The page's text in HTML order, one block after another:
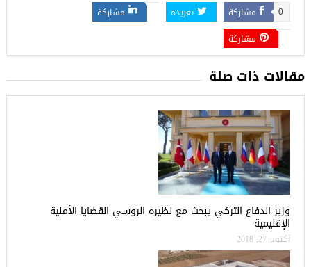
مشاركة 0 تغريدة
مشاركة
مشاركة
مقالات ذات صلة
وزير الدفاع التركي يبحث مع نظيره الروسي القضايا الأمنية
الإقليمية
أكتوبر 27, 2018